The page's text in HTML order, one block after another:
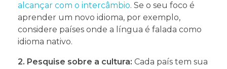
alcançar com o intercâmbio. Se o seu foco é
aprender um novo idioma, por exemplo,
considere países onde a língua é falada como
idioma nativo.
2. Pesquise sobre a cultura: Cada país tem sua